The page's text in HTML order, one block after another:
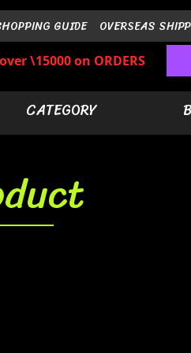
GUIDE OVERSEAS
\15000 on ORDERS
CATEGORY